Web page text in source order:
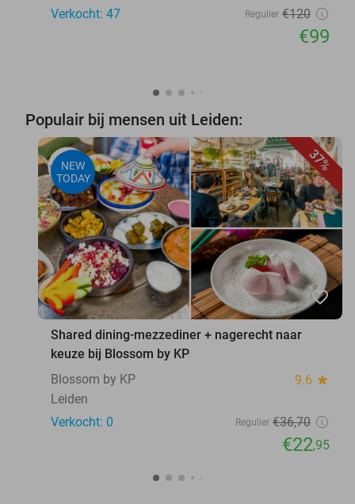
Verkocht: 47 Regulier €120
€99
Populair bij mensen uit Leiden:
37%
NEW
TODAY
favorite_border
Shared dining-mezzediner + nagerecht naar
keuze bij Blossom by KP
Blossom by KP
9.6 star
Leiden
Verkocht: 0
Regulier €36,70
€22,95